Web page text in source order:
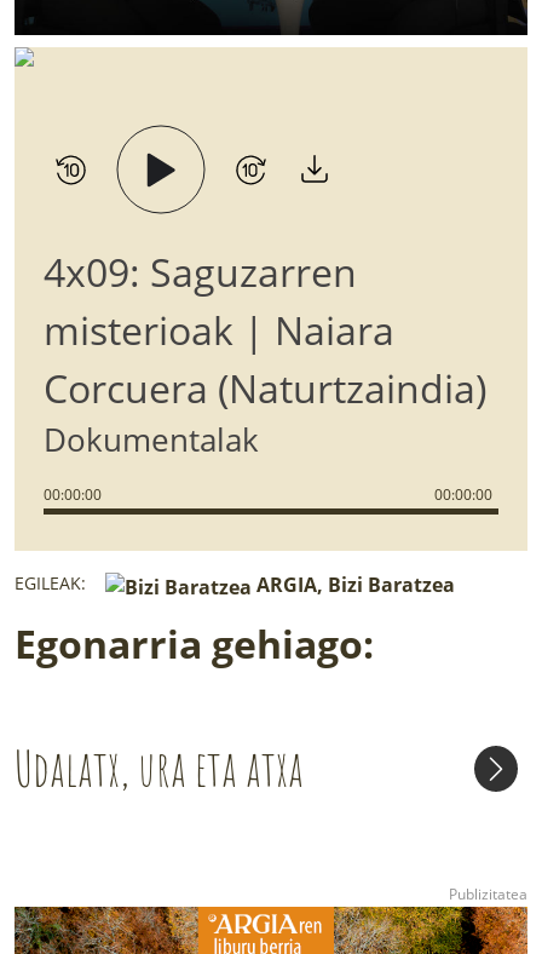
4x09: Saguzarren
misterioak | Naiara
Corcuera (Naturtzaindia)
Dokumentalak
00:00:00 00:00:00
EGILEAK: ARGIA, Bizi Baratzea
Egonarria gehiago:
Udalatx, ura eta atxa